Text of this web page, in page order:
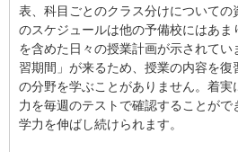
表、科目ごとのクラス分けについての
のスケジュールは他の予備校にはあま
を含めた日々の授業計画が示されて
習期間」が来るため、授業の内容を
の分野を学ぶことがありません。着
力を毎週のテストで確認することがで
学力を伸ばし続けられます。